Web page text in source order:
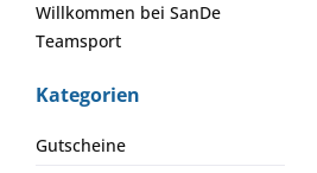
Willkommen bei SanDe
Teamsport
Kategorien
Gutscheine